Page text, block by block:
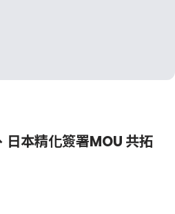
日本精化簽署MOU 共拓